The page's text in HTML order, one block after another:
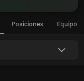
Posiciones Equipo